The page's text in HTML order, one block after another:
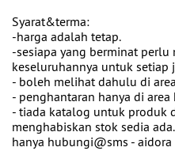
Syarat&terma:
-harga adalah tetap.
-sesiapa yang berminat perlu
keseluruhannya untuk setiap
- boleh melihat dahulu di
- penghantaran hanya di
- tiada katalog untuk produk
menghabiskan stok sedia ada.
hanya hubungi@sms -